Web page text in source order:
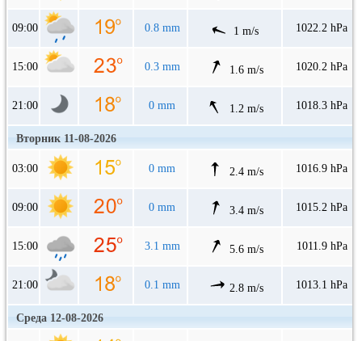
09:00 0.8 mm 1 m/s 1022.2 hPa
15:00 0.3 mm 1.6 m/s 1020.2 hPa
21:00 0 mm 1.2 m/s 1018.3 hPa
Вторник 11-08-2026
03:00 0 mm 2.4 m/s 1016.9 hPa
09:00 0 mm 3.4 m/s 1015.2 hPa
15:00 3.1 mm 5.6 m/s 1011.9 hPa
21:00 0.1 mm 2.8 m/s 1013.1 hPa
Среда 12-08-2026